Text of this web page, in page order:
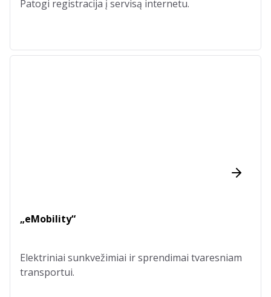
Patogi registracija į servisą internetu.
„eMobility“
Elektriniai sunkvežimiai ir sprendimai tvaresniam
transportui.